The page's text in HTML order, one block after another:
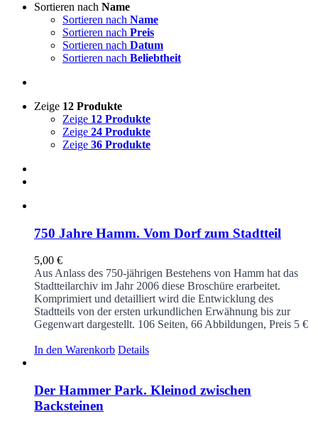
Sortieren nach Name
Sortieren nach Name
Sortieren nach Preis
Sortieren nach Datum
Sortieren nach Beliebtheit
Zeige 12 Produkte
Zeige 12 Produkte
Zeige 24 Produkte
Zeige 36 Produkte
750 Jahre Hamm. Vom Dorf zum Stadtteil
5,00 €
Aus Anlass des 750-jährigen Bestehens von Hamm hat das
Stadtteilarchiv im Jahr 2006 diese Broschüre erarbeitet.
Komprimiert und detailliert wird die Entwicklung des
Stadtteils von der ersten urkundlichen Erwähnung bis zur
Gegenwart dargestellt. 106 Seiten, 66 Abbildungen, Preis 5 €
In den Warenkorb Details
Der Hammer Park. Kleinod zwischen
Backsteinen